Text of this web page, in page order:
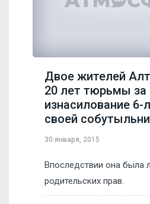
Двое жителей
20 лет тюрьмы за
изнасилование 6-
своей
30 января, 2015
Впоследствии она была
родительских прав.